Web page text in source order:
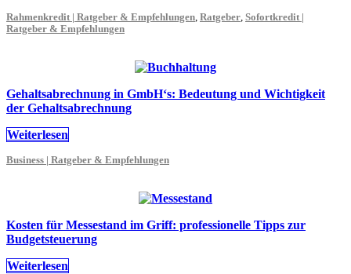
Rahmenkredit | Ratgeber & Empfehlungen, Ratgeber, Sofortkredit |
Ratgeber & Empfehlungen
Gehaltsabrechnung in GmbH‘s: Bedeutung und Wichtigkeit
der Gehaltsabrechnung
Weiterlesen
Business | Ratgeber & Empfehlungen
Kosten für Messestand im Griff: professionelle Tipps zur
Budgetsteuerung
Weiterlesen